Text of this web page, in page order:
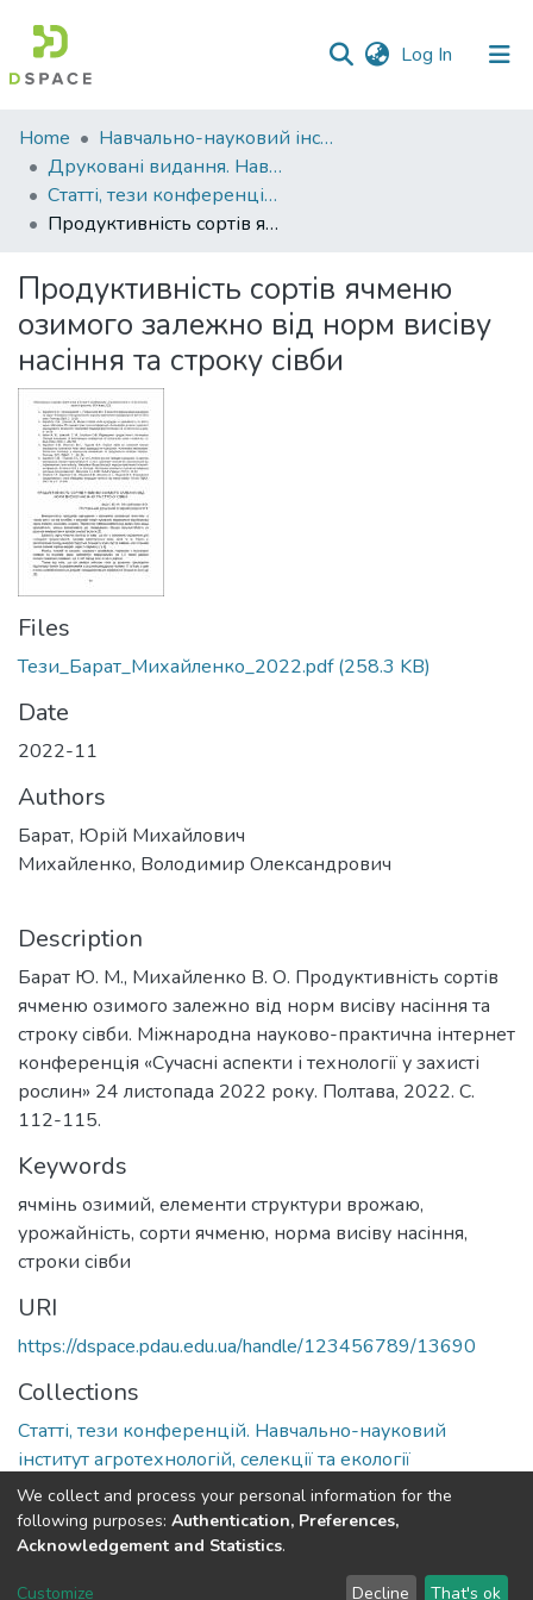
Log In (current)
Communities
&
Collections
All of DSpace
Statistics
Home
Навчально-науковий інститут агротехнологій, селекції та екології
Друковані видання. Навчально-науковий інститут агротехнологій, селекції та екології
Статті, тези конференцій. Навчально-науковий інститут агротехнологій, селекції та екології
Продуктивність сортів ячменю озимого залежно від норм висіву насіння та строку сівби
Продуктивність сортів ячменю
озимого залежно від норм висіву
насіння та строку сівби
Files
Тези_Барат_Михайленко_2022.pdf(258.3 KB)
Date
2022-11
Authors
Барат, Юрій Михайлович
Михайленко, Володимир Олександрович
Description
Барат Ю. М., Михайленко В. О. Продуктивність сортів
ячменю озимого залежно від норм висіву насіння та
строку сівби. Міжнародна науково-практична інтернет
конференція «Сучасні аспекти і технології у захисті
рослин» 24 листопада 2022 року. Полтава, 2022. С.
112-115.
Keywords
ячмінь озимий, елементи структури врожаю,
урожайність, сорти ячменю, норма висіву насіння,
строки сівби
URI
https://dspace.pdau.edu.ua/handle/123456789/13690
Collections
Статті, тези конференцій. Навчально-науковий
інститут агротехнологій, селекції та екології
Full item page
DSpace software copyright © 2002-2026 LYRASIS
We collect and process your personal information for the
following purposes: Authentication, Preferences,
Acknowledgement and Statistics.
Customize Decline That's ok